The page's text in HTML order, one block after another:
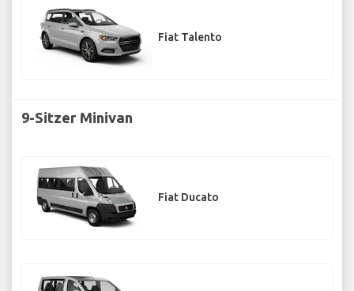
Fiat Talento
9-Sitzer Minivan
Fiat Ducato